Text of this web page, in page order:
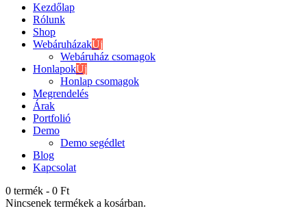
Kezdőlap
Rólunk
Shop
WebáruházakÚj
Webáruház csomagok
HonlapokÚj
Honlap csomagok
Megrendelés
Árak
Portfolió
Demo
Demo segédlet
Blog
Kapcsolat
0 termék - 0 Ft
Nincsenek termékek a kosárban.